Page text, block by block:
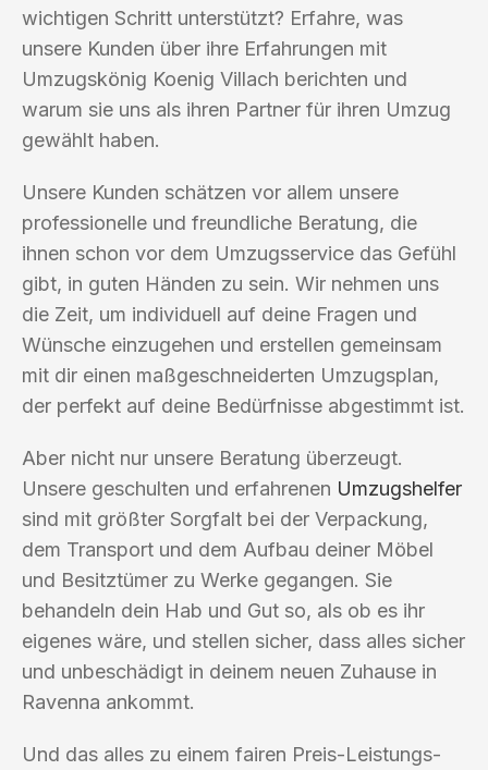
wichtigen Schritt unterstützt? Erfahre, was
unsere Kunden über ihre Erfahrungen mit
Umzugskönig Koenig Villach berichten und
warum sie uns als ihren Partner für ihren Umzug
gewählt haben.
Unsere Kunden schätzen vor allem unsere
professionelle und freundliche Beratung, die
ihnen schon vor dem Umzugsservice das Gefühl
gibt, in guten Händen zu sein. Wir nehmen uns
die Zeit, um individuell auf deine Fragen und
Wünsche einzugehen und erstellen gemeinsam
mit dir einen maßgeschneiderten Umzugsplan,
der perfekt auf deine Bedürfnisse abgestimmt ist.
Aber nicht nur unsere Beratung überzeugt.
Unsere geschulten und erfahrenen Umzugshelfer
sind mit größter Sorgfalt bei der Verpackung,
dem Transport und dem Aufbau deiner Möbel
und Besitztümer zu Werke gegangen. Sie
behandeln dein Hab und Gut so, als ob es ihr
eigenes wäre, und stellen sicher, dass alles sicher
und unbeschädigt in deinem neuen Zuhause in
Ravenna ankommt.
Und das alles zu einem fairen Preis-Leistungs-